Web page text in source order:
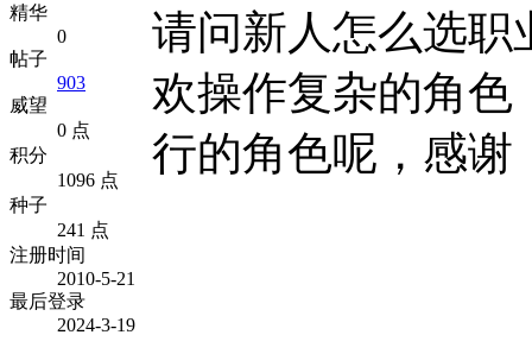
精华
0
帖子
903
威望
0 点
积分
1096 点
种子
241 点
注册时间
2010-5-21
最后登录
2024-3-19
请问新人怎么选职
欢操作复杂的角色
行的角色呢，感谢